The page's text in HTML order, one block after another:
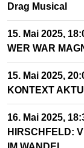
Drag Musical
15. Mai 2025,
WER WAR
15. Mai 2025,
KONTEXT
16. Mai 2025,
HIRSCHFELD: